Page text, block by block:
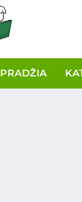
PRADŽIA